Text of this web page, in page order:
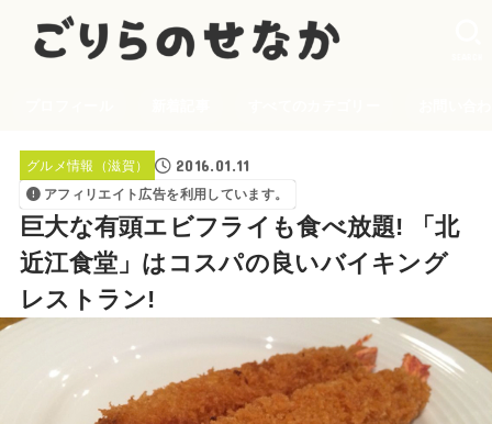
グルメ情報（滋賀） 2016.01.11
アフィリエイト広告を利用しています。
巨大な有頭エビフライも食べ放題! 「北
近江食堂」はコスパの良いバイキング
レストラン!